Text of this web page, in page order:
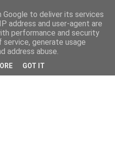
to deliver its services
address and user-agent are
performance and security
generate usage
address abuse.
GOT IT